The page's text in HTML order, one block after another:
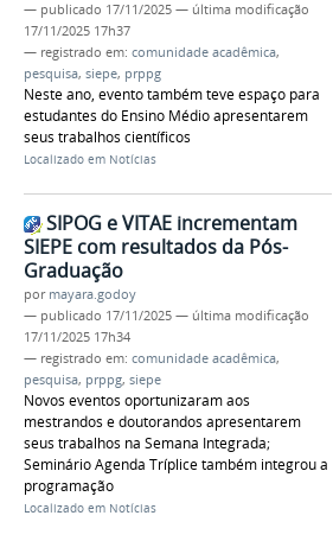
— publicado 17/11/2025 — última modificação
17/11/2025 17h37
— registrado em: comunidade acadêmica,
pesquisa, siepe, prppg
Neste ano, evento também teve espaço para
estudantes do Ensino Médio apresentarem
seus trabalhos científicos
Localizado em Notícias
SIPOG e VITAE incrementam
SIEPE com resultados da Pós-
Graduação
por mayara.godoy
— publicado 17/11/2025 — última modificação
17/11/2025 17h34
— registrado em: comunidade acadêmica,
pesquisa, prppg, siepe
Novos eventos oportunizaram aos
mestrandos e doutorandos apresentarem
seus trabalhos na Semana Integrada;
Seminário Agenda Tríplice também integrou a
programação
Localizado em Notícias